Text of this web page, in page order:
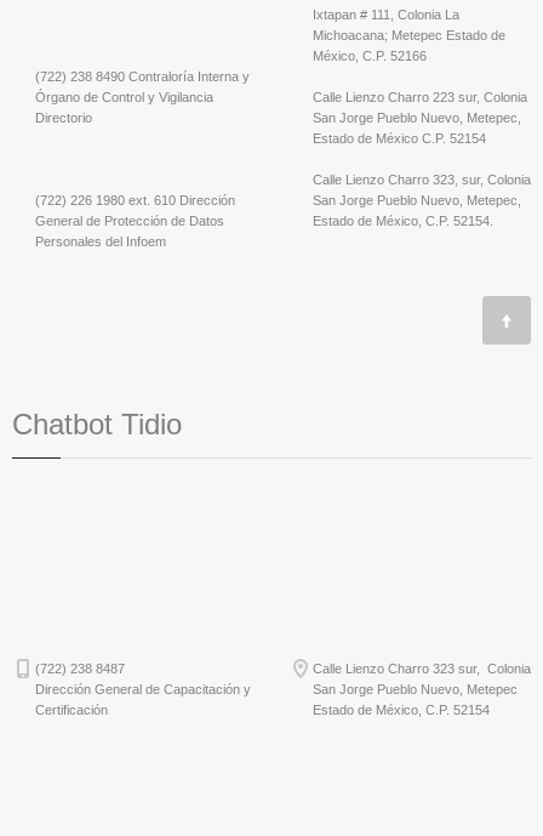
(722) 238 8490 Contraloría Interna y
Órgano de Control y Vigilancia
Directorio
(722) 226 1980 ext. 610 Dirección
General de Protección de Datos
Personales del Infoem
Ixtapan # 111, Colonia La
Michoacana; Metepec Estado de
México, C.P. 52166
Calle Lienzo Charro 223 sur, Colonia
San Jorge Pueblo Nuevo, Metepec,
Estado de México C.P. 52154
Calle Lienzo Charro 323, sur, Colonia
San Jorge Pueblo Nuevo, Metepec,
Estado de México, C.P. 52154.
Chatbot Tidio
(722) 238 8487
Dirección General de Capacitación y
Certificación
Calle Lienzo Charro 323 sur, Colonia
San Jorge Pueblo Nuevo, Metepec
Estado de México, C.P. 52154